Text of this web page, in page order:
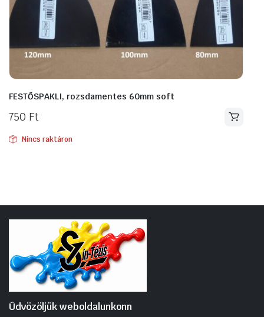
FESTŐSPAKLI, rozsdamentes 60mm soft
750 Ft
Nincs raktáron
Üdvözöljük weboldalunkonn